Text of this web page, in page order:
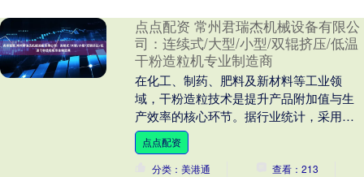
点点配资 常州君瑞杰机械设备有限公
司：连续式/大型/小型/双辊挤压/低温
干粉造粒机专业制造商
在化工、制药、肥料及新材料等工业领
域，干粉造粒技术是提升产品附加值与生
产效率的核心环节。据行业统计，采用先
进干粉造粒工艺的企业，其产品合格率可
提升15%-20%....
点点配资
分类：美港通
查看：213